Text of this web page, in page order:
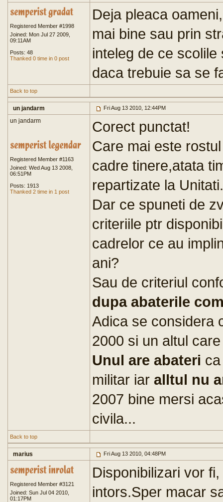
Registered Member #1998
Joined: Mon Jul 27 2009,
09:11AM
Posts: 48
Thanked 0 time in 0 post
Deja pleaca
mai bine sau prin
inteleg de ce
daca trebuie sa se
Back to top
un jandarm Fri Aug 13 2010, 12:44PM
un jandarm
Registered Member #1163
Joined: Wed Aug 13 2008,
06:51PM
Posts: 1913
Thanked 2 time in 1 post
Corect punctat!
Care mai este
cadre tinere,atata
repartizate la
Dar ce spuneti de
criteriile ptr
cadrelor ce au
ani?
Sau de criteriul
dupa abaterile
Adica se considera
2000 si un altul
Unul are abateri
militar iar alltul nu
2007 bine mersi
civila...
Back to top
marius Fri Aug 13 2010, 04:48PM
Registered Member #3121
Joined: Sun Jul 04 2010,
01:17PM
Disponibilizari vor
intors.Sper macar